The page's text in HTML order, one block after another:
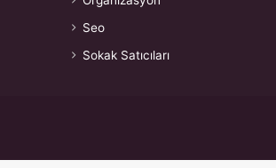
Seo
Sokak Satıcıları